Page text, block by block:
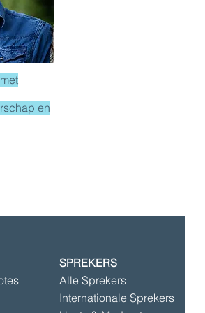
en
©2025 door Speakersbase
SPREKERS
Alle Sprekers
Internationale Sprekers